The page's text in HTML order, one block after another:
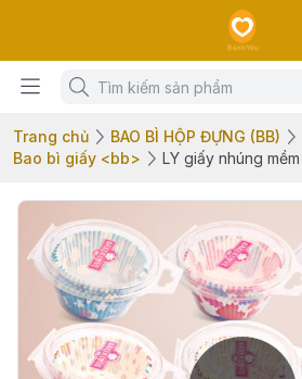
Trang chủ BAO BÌ HỘP ĐỰNG (BB)
Bao bì giấy <bb>
LY giấy nhúng mềm